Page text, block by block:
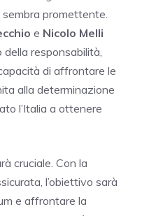
promettente.
e Nicolo Melli
responsabilità,
di affrontare le
alla determinazione
l’Italia a ottenere
cruciale. Con la
l’obiettivo sarà
e affrontare la